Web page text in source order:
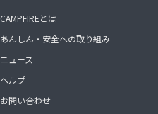
CAMPFIREとは
あんしん・安全への取り組み
ニュース
ヘルプ
お問い合わせ